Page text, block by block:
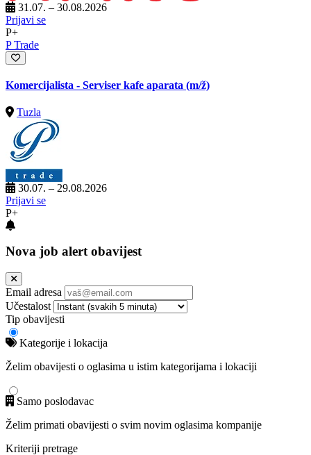
31.07. – 30.08.2026
Prijavi se
P+
P Trade
Komercijalista - Serviser kafe aparata (m/ž)
Tuzla
30.07. – 29.08.2026
Prijavi se
P+
Nova job alert obavijest
Email adresa
Učestalost
Tip obavijesti
Kategorije i lokacija
Želim obavijesti o oglasima u istim kategorijama i lokaciji
Samo poslodavac
Želim primati obavijesti o svim novim oglasima kompanije
Kriteriji pretrage